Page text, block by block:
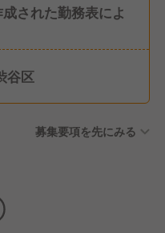
された勤務表によ
谷区
募集要項を先にみる